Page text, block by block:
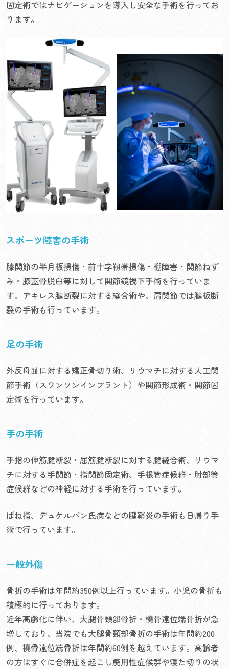
固定術ではナビゲーションを導入し安全な手術を行ってお
ります。
スポーツ障害の手術
膝関節の半月板損傷・前十字靱帯損傷・棚障害・関節ねず
み・膝蓋骨脱臼等に対して関節鏡視下手術を行っていま
す。アキレス腱断裂に対する縫合術や、肩関節では腱板断
裂の手術も行っています。
足の手術
外反母趾に対する矯正骨切り術、リウマチに対する人工関
節手術（スワンソンインプラント）や関節形成術・関節固
定術を行っています。
手の手術
手指の伸筋腱断裂・屈筋腱断裂に対する腱縫合術、リウマ
チに対する手関節・指関節固定術、手根管症候群・肘部管
症候群などの神経に対する手術を行っています。
ばね指、デュケルバン氏病などの腱鞘炎の手術も日帰り手
術で行っています。
一般外傷
骨折の手術は年間約350例以上行っています。小児の骨折も
積極的に行っております。
近年高齢化に伴い、大腿骨頸部骨折・橈骨遠位端骨折が急
増しており、当院でも大腿骨頸部骨折の手術は年間約200
例、橈骨遠位端骨折は年間約60例を越えています。高齢者
の方はすぐに合併症を起こし廃用性症候群や寝た切りの状